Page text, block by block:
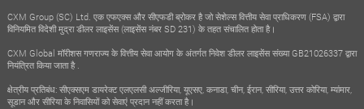
CXM Group (SC) Ltd. एक एफएक्स और सीएफडी ब्रोकर है जो सेशेल्स वित्तीय सेवा प्राधिकरण (FSA) द्वारा
विनियमित विदेशी मुद्रा डीलर लाइसेंस (लाइसेंस नंबर SD 231) के तहत संचालित होता है।
CXM Global मॉरीशस गणराज्य के वित्तीय सेवा आयोग के अंतर्गत निवेश डीलर लाइसेंस संख्या GB21026337 द्वारा
नियंत्रित किया जाता है .
क्षेत्रीय प्रतिबंध: सीएक्सएम डायरेक्ट एलएलसी अल्जीरिया, यूएसए, कनाडा, चीन, ईरान, सीरिया, उत्तर कोरिया, म्यांमार,
सूडान और सीरिया के निवासियों को सेवाएं प्रदान नहीं करता है।